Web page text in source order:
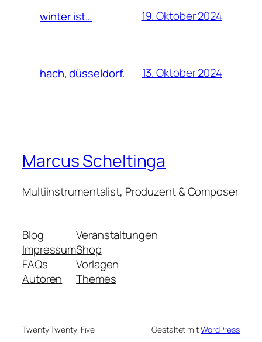
winter ist… 19. Oktober 2024
hach, düsseldorf. 13. Oktober 2024
Marcus Scheltinga
Multiinstrumentalist, Produzent & Composer
Blog
Impressum
FAQs
Autoren
Veranstaltungen
Shop
Vorlagen
Themes
Twenty Twenty-Five Gestaltet mitWordPress